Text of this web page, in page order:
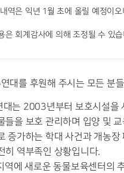
역은 익년 1월 초에 올릴 예정이
은 회계감사에 의해 조정될 수 있
연대를 후원해 주시는 모든 분
대는 2003년부터 보호시설을
들을 보호 관리하며 입양 및
증가하는 학대 사건과 개농
히 역부족인 상황입니다.
역에 새로운 동물보육센터의